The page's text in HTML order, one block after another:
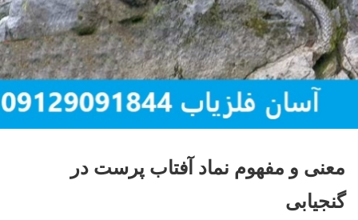
معنی و مفهوم نماد آفتاب پرست در
گنجیابی